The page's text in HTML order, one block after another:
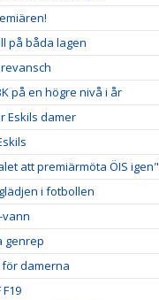
på båda lagen
på en högre nivå i år
Eskils damer
att premiärmöta ÖIS igen"
i fotbollen
vann
genrep
damerna